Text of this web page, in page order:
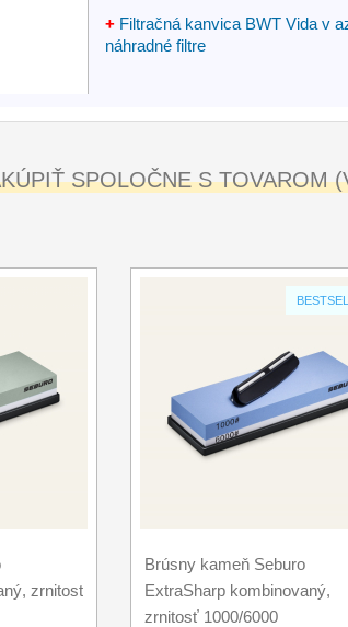
+ Filtračná kanvica BWT Vida v
náhradné filtre
SPOLOČNE S TOVAROM
zrnitost
Brúsny kameň Seburo
ExtraSharp kombinovaný,
zrnitosť 1000/6000